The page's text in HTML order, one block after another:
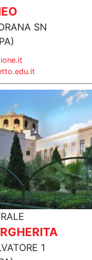
SN
1